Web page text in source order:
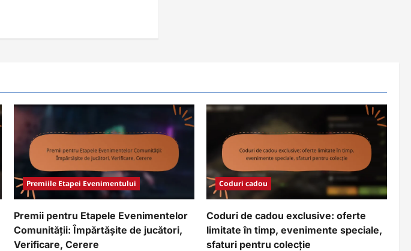
Premiile Etapei Evenimentului
Premii pentru Etapele Evenimentelor
Comunității: Împărtășite de jucători,
Verificare, Cerere
Coduri cadou
Coduri de cadou exclusive: oferte
limitate în timp, evenimente speciale,
sfaturi pentru colecție